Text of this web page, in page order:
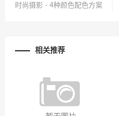
时尚摄影 - 4种颜色配色方案
相关推荐